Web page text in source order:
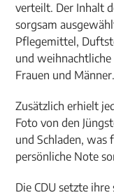
verteilt. Der Inhalt
sorgsam
Pflegemittel,
und
Frauen und Männer.
Zusätzlich erhielt
Foto von den
und Schladen, was
persönliche Note
Die CDU setzte